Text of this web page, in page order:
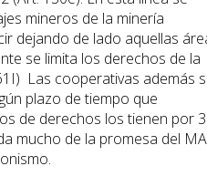
mineros de la minería
dejando de lado aquellas
se limita los derechos de la
Las cooperativas además
plazo de tiempo que
de derechos los tienen por
mucho de la promesa del